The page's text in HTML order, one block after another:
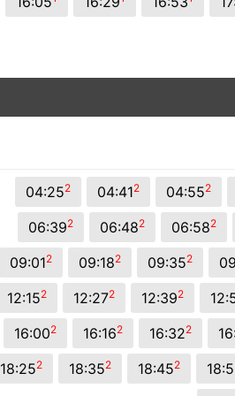
04:252 04:412 04:552
06:392 06:482 06:582
09:012 09:182 09:352
12:152 12:272 12:392
16:002 16:162 16:322
18:252 18:352 18:452